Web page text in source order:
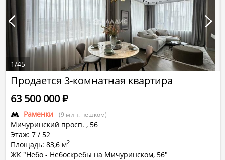
Продается 3-комнатная квартира
Раменки (9 мин. пешком)
Мичуринский просп. , 56
Этаж: 7 / 52
Площадь: 83,6 м2
ЖК "Небо - Небоскребы на Мичуринском, 56"
63 500 000Р
1/45